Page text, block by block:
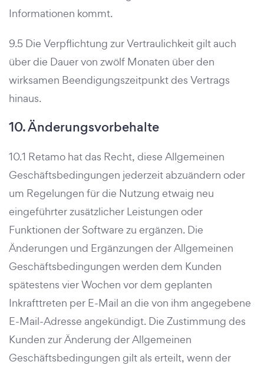
Informationen kommt.
9.5 Die Verpflichtung zur Vertraulichkeit gilt auch
über die Dauer von zwölf Monaten über den
wirksamen Beendigungszeitpunkt des Vertrags
hinaus.
10. Änderungsvorbehalte
10.1 Retamo hat das Recht, diese Allgemeinen
Geschäftsbedingungen jederzeit abzuändern oder
um Regelungen für die Nutzung etwaig neu
eingeführter zusätzlicher Leistungen oder
Funktionen der Software zu ergänzen. Die
Änderungen und Ergänzungen der Allgemeinen
Geschäftsbedingungen werden dem Kunden
spätestens vier Wochen vor dem geplanten
Inkrafttreten per E-Mail an die von ihm angegebene
E-Mail-Adresse angekündigt. Die Zustimmung des
Kunden zur Änderung der Allgemeinen
Geschäftsbedingungen gilt als erteilt, wenn der